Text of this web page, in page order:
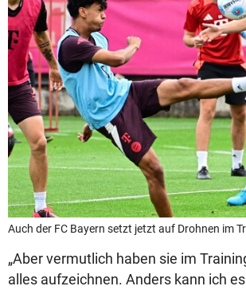
Auch der FC Bayern setzt jetzt auf Drohnen im
„Aber vermutlich haben sie im
alles aufzeichnen. Anders kann ich